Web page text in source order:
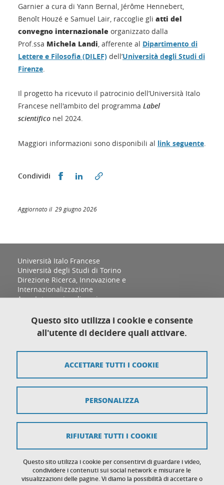
Garnier a cura di Yann Bernal, Jérôme Hennebert,
Benoît Houzé e Samuel Lair, raccoglie gli atti del
convegno internazionale organizzato dalla
Prof.ssa Michela Landi, afferente al Dipartimento di
Lettere e Filosofia (DILEF) dell’Università degli Studi di
Firenze.
Il progetto ha ricevuto il patrocinio dell’Università Italo
Francese nell'ambito del programma Label
scientifico nel 2024.
Maggiori informazioni sono disponibili al link seguente.
Condividi Condividi su Facebook
Condividi su LinkedIn
Aggiornato il 29 giugno 2026
Università Italo Francese
Università degli Studi di Torino
Direzione Ricerca, Innovazione e
Internazionalizzazione
Area Internazionalizzazione
allo Sviluppo
Complesso Aldo Moro, Palazzina D
Via Sant'Ottavio 12/B
Mappa del sito
Note legali
Protezione dei dati personali
Cookies
Accessibilità: non conforme
Questo sito utilizza i cookie e consente
all'utente di decidere quali attivare.
Questo sito utilizza i cookie per consentirvi di guardare i video,
condividere i contenuti sui social network e misurare le
visualizzazioni delle pagine. Vi diamo la possibilità di accettare o
ACCETTARE TUTTI I COOKIE
RIFIUTARE TUTTI I COOKIE
PERSONALIZZA